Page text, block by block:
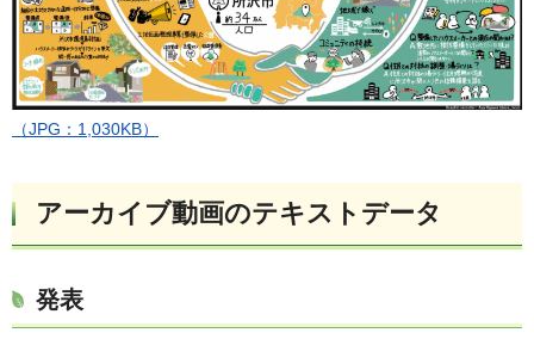
（JPG：1,030KB）
アーカイブ動画のテキストデータ
発表